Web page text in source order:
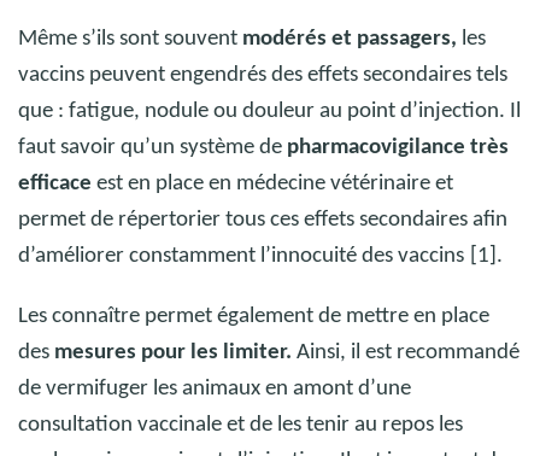
Même s’ils sont souvent modérés et passagers, les
vaccins peuvent engendrés des effets secondaires tels
que : fatigue, nodule ou douleur au point d’injection.
faut savoir qu’un système de pharmacovigilance très
efficace est en place en médecine vétérinaire et
permet de répertorier tous ces effets secondaires afin
d’améliorer constamment l’innocuité des vaccins
[1].
Les connaître permet également de mettre en place
des mesures pour les limiter. Ainsi, il est recommandé
de vermifuger les animaux en amont d’une
consultation vaccinale et de les tenir au repos les